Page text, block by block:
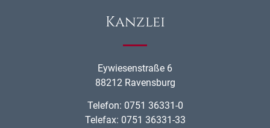
Kanzlei
Eywiesenstraße 6
88212 Ravensburg
Telefon: 0751 36331-0
Telefax: 0751 36331-33